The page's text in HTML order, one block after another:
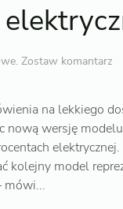
. Zostaw komantarz
na lekkiego
nową wersję
kolejny model
mówi...